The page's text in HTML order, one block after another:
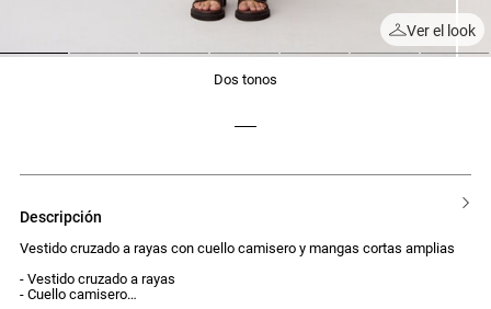
Ver el look
dos tonos
descripción
Vestido cruzado a rayas con cuello camisero y mangas cortas amplias
- Vestido cruzado a rayas
- Cuello camisero